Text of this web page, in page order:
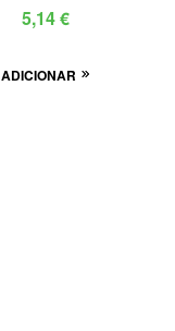
5,14€
ADICIONAR